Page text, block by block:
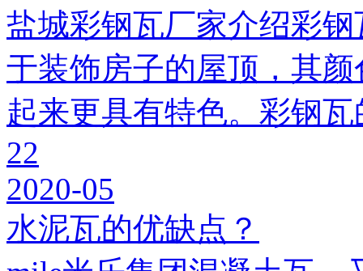
盐城彩钢瓦厂家介绍彩
于装饰房子的屋顶，其
起来更具有特色。彩钢
22
2020-05
水泥瓦的优缺点？